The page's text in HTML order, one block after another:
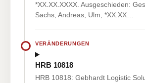
*XX.XX.XXXX. Ausgeschieden:
Sachs, Andreas, Ulm, *XX.XX…
VERÄNDERUNGEN
HRB 10818
HRB 10818: Gebhardt Logistic